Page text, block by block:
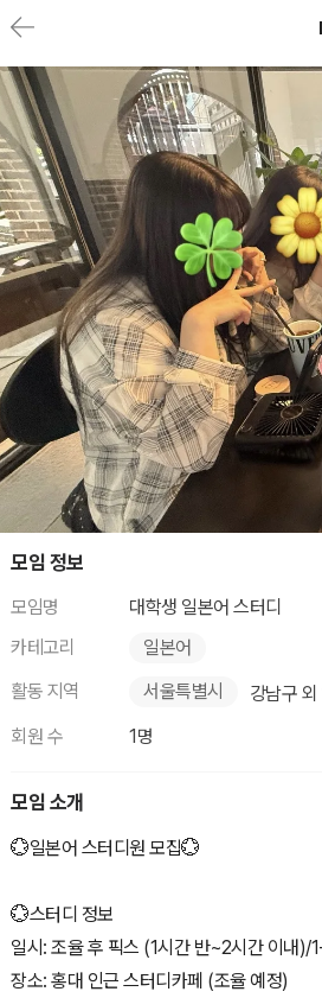
,
,
,
M
로
모임 정보
모임명
대학생 일본어 스터디
카테고리
일본어
활동 지역
서울특별시
강남구 외
회원 수
1명
모임 소개
💮일본어 스터디원 모집💮
💮스터디 정보
일시: 조율 후 픽스 (1시간 반~2시간 이내)/
장소: 홍대 인근 스터디카페 (조율 예정)